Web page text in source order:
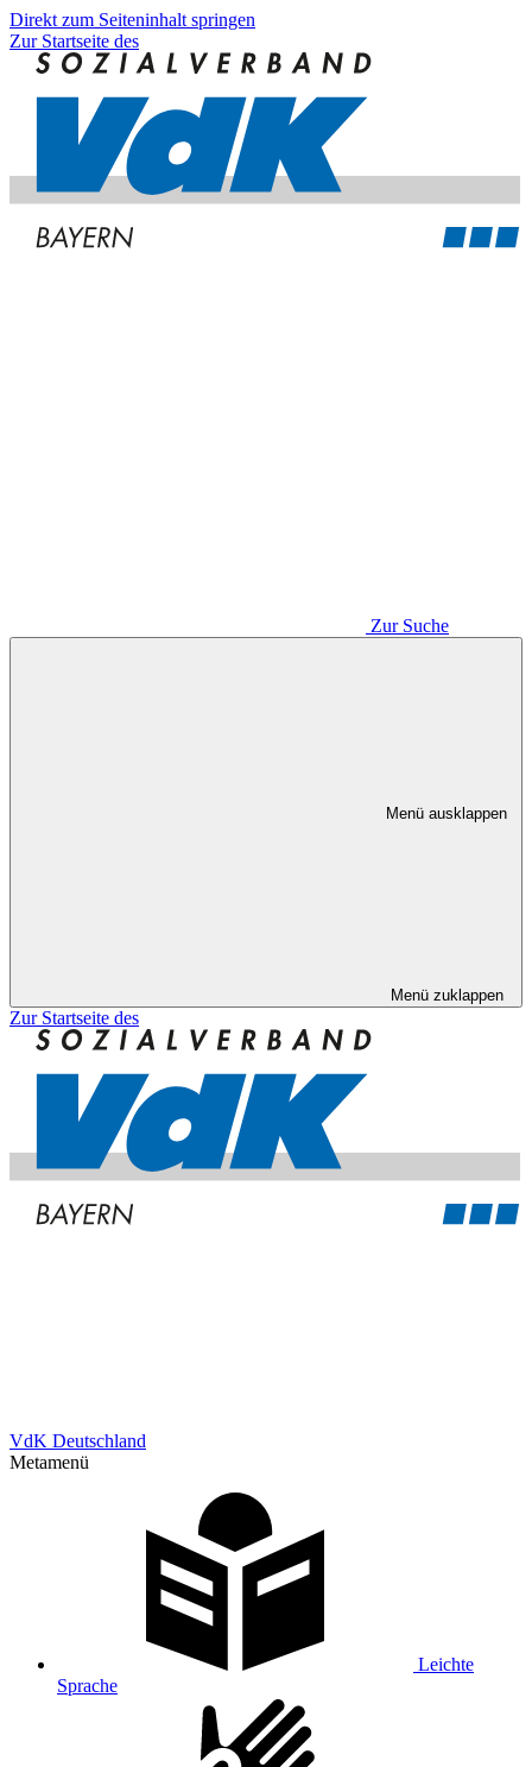
Direkt zum Seiteninhalt springen
Zur Startseite des
Zur Suche
Menü ausklappen
Menü zuklappen
Zur Startseite des
VdK Deutschland
Metamenü
Leichte
Sprache